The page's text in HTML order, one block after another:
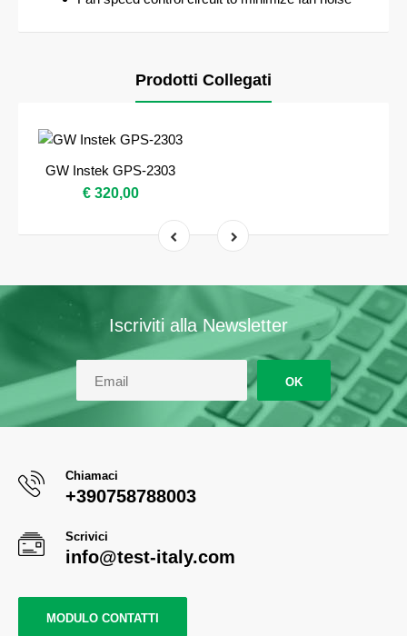
Prodotti Collegati
GW Instek GPS-2303
€ 320,00
Iscriviti alla Newsletter
OK
Chiamaci
+390758788003
Scrivici
info@test-italy.com
MODULO CONTATTI